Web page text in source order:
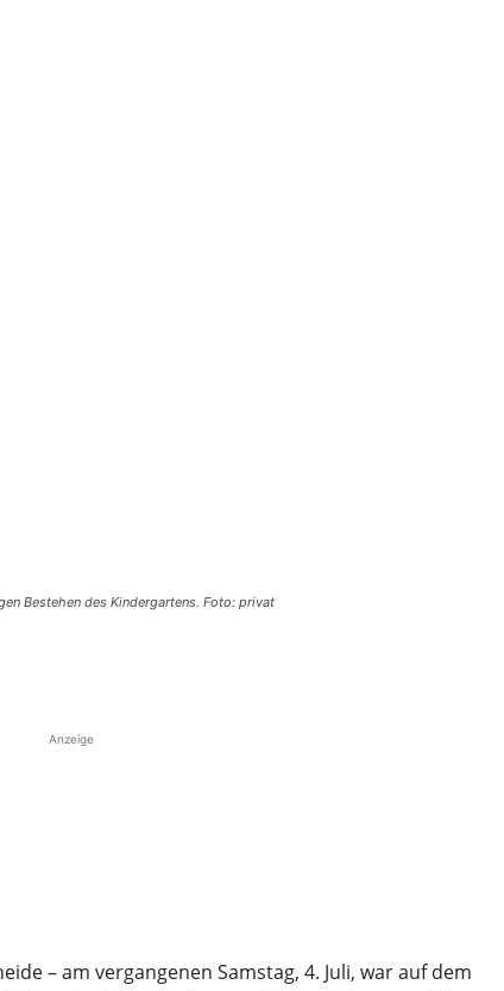
Bestehen des Kindergartens. Foto: privat
Anzeige
– am vergangenen Samstag, 4. Juli, war auf dem